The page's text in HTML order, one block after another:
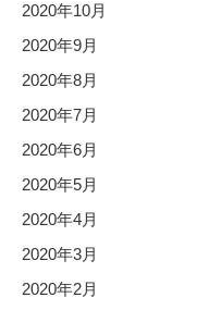
2020年10月
2020年9月
2020年8月
2020年7月
2020年6月
2020年5月
2020年4月
2020年3月
2020年2月